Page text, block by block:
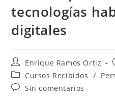
tecnologías
digitales
Autor
de
la
entrada:
Enrique Ramos Ortiz
Categoría
de
la
Cursos Recibidos /
Comentarios
Sin comentarios